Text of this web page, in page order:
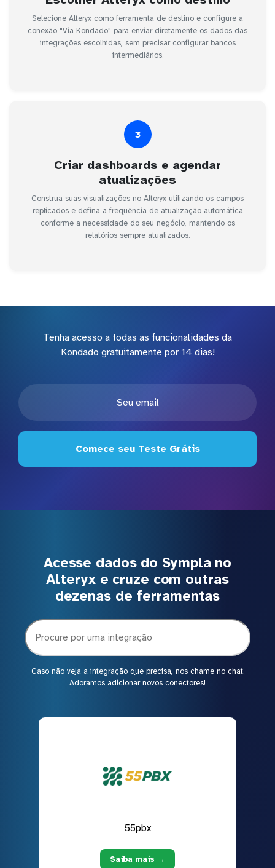
Selecione Alteryx como ferramenta de destino e configure a
conexão "Via Kondado" para enviar diretamente os dados das
integrações escolhidas, sem precisar configurar bancos
intermediários.
3
Criar dashboards e agendar
atualizações
Construa suas visualizações no Alteryx utilizando os campos
replicados e defina a frequência de atualização automática
conforme a necessidade do seu negócio, mantendo os
relatórios sempre atualizados.
Tenha acesso a todas as funcionalidades da
Kondado gratuitamente por 14 dias!
Comece seu Teste Grátis
Acesse dados do Sympla no
Alteryx e cruze com outras
dezenas de ferramentas
Caso não veja a integração que precisa, nos chame no chat.
Adoramos adicionar novos conectores!
55pbx
Saiba mais →